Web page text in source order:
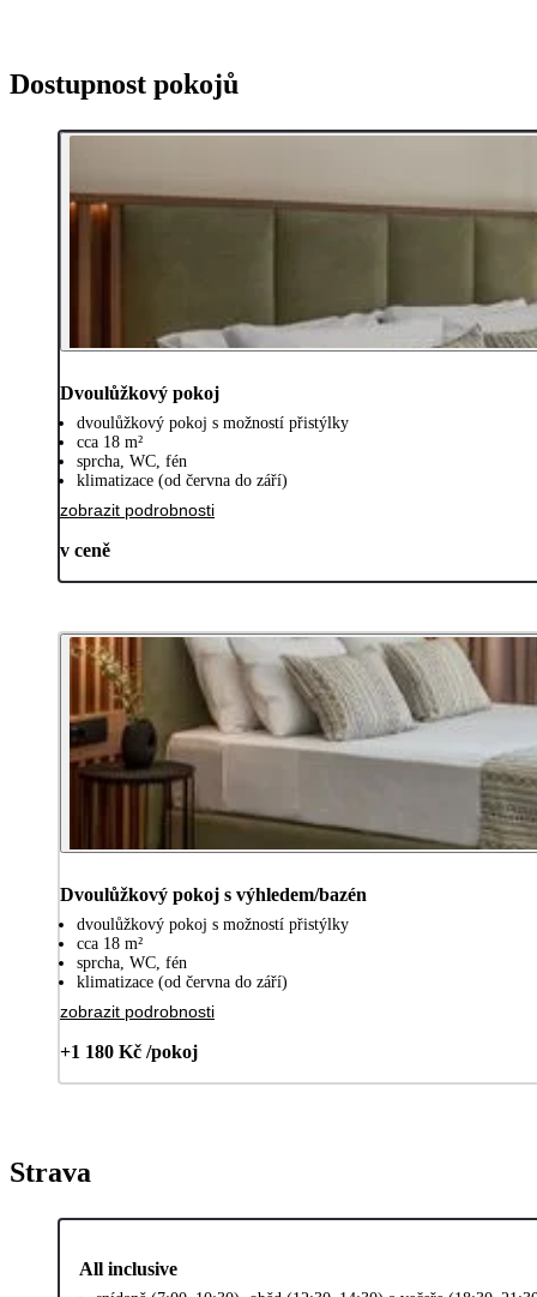
Dostupnost pokojů
Dvoulůžkový pokoj
dvoulůžkový pokoj s možností přistýlky
cca 18 m²
sprcha, WC, fén
klimatizace (od června do září)
zobrazit podrobnosti
v ceně
Dvoulůžkový pokoj s výhledem/bazén
dvoulůžkový pokoj s možností přistýlky
cca 18 m²
sprcha, WC, fén
klimatizace (od června do září)
zobrazit podrobnosti
+1 180 Kč /pokoj
Strava
All inclusive